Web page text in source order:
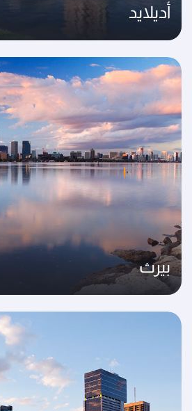
أديلايد
بيرث